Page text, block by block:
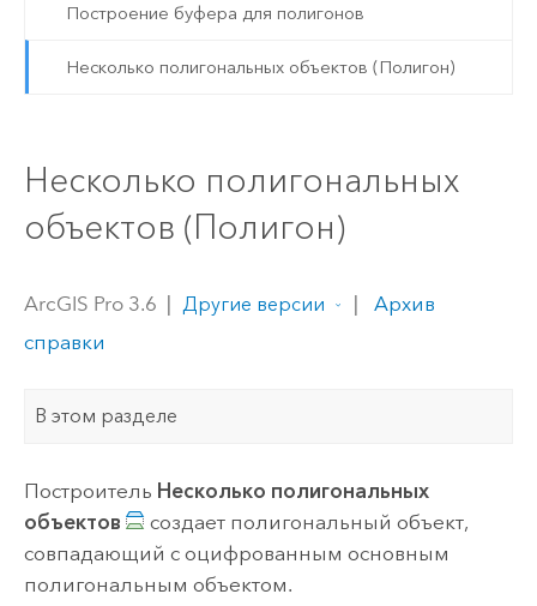
Построение буфера для полигонов
Несколько полигональных объектов (Полигон)
Несколько полигональных
объектов (Полигон)
ArcGIS Pro 3.6 | Другие версии |
Архив
справки
В этом разделе
Построитель Несколько полигональных
объектов
создает полигональный объект,
совпадающий с оцифрованным основным
полигональным объектом.